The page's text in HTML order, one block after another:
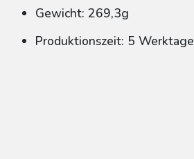
Gewicht: 269,3g
Produktionszeit: 5 Werktage